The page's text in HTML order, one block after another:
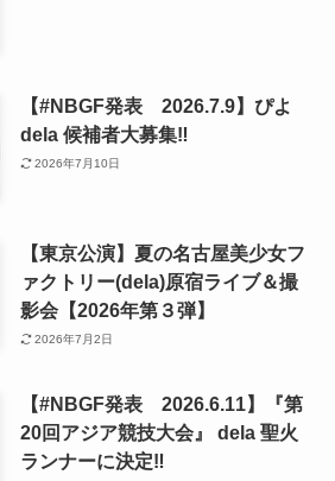
【#NBGF発表 2026.7.9】ぴよ
dela 候補者大募集‼️
2026年7月10日
【東京公演】夏の名古屋美少女フ
ァクトリー(dela)原宿ライブ＆撮
影会【2026年第３弾】
2026年7月2日
【#NBGF発表 2026.6.11】『第
20回アジア競技大会』 dela 聖火
ランナーに決定‼️